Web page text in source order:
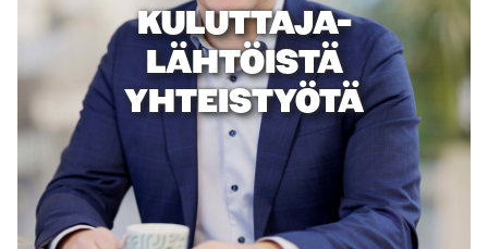
KULUTTAJA-
LÄHTÖISTÄ
YHTEISTYÖTÄ